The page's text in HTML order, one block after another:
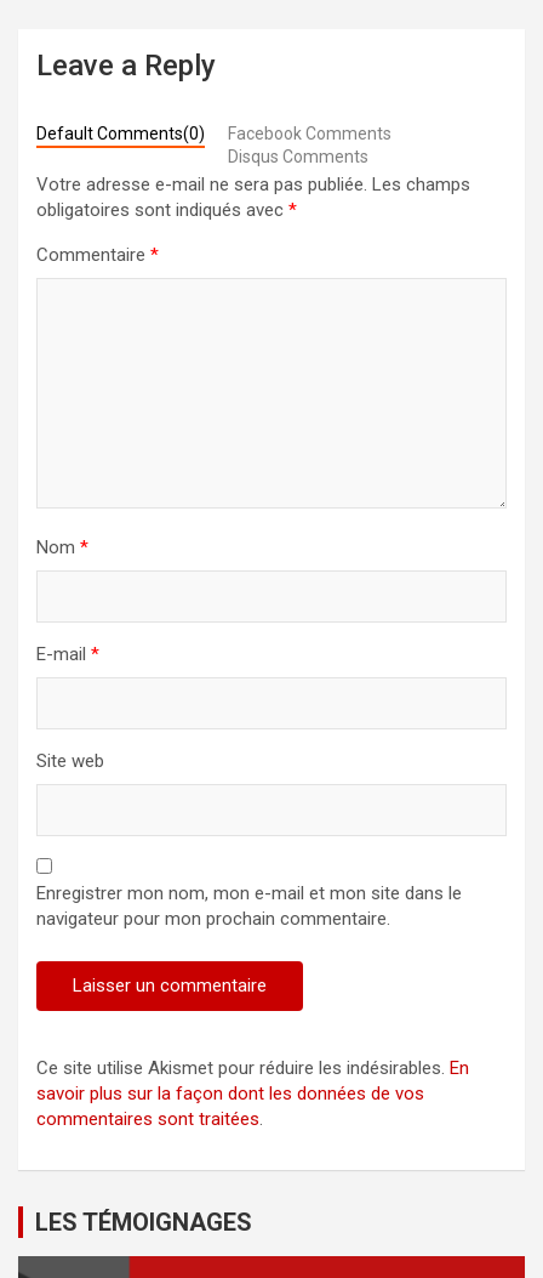
Leave a Reply
Default Comments(0)
Facebook Comments
Disqus Comments
Votre adresse e-mail ne sera pas publiée. Les champs
obligatoires sont indiqués avec *
Commentaire *
Nom *
E-mail *
Site web
Enregistrer mon nom, mon e-mail et mon site dans le
navigateur pour mon prochain commentaire.
Ce site utilise Akismet pour réduire les indésirables. En
savoir plus sur la façon dont les données de vos
commentaires sont traitées
LES TÉMOIGNAGES